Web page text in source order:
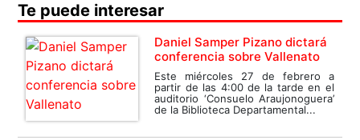
Te puede interesar
Daniel Samper Pizano dictará
conferencia sobre Vallenato
Este miércoles 27 de febrero a
partir de las 4:00 de la tarde en el
auditorio ‘Consuelo Araujonoguera’
de la Biblioteca Departamental...